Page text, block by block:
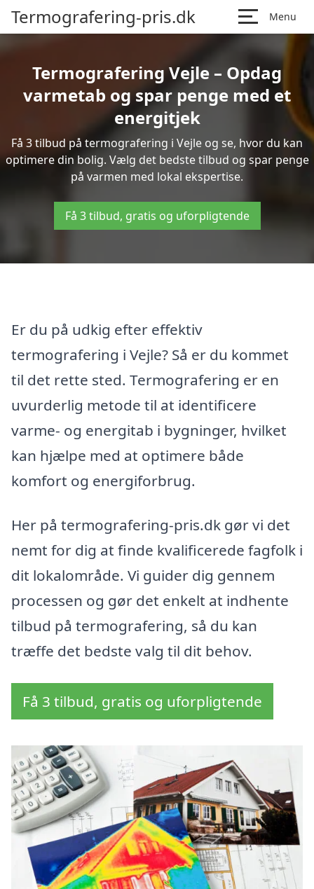
Termografering-pris.dk Menu
Termografering Vejle – Opdag
varmetab og spar penge med et
energitjek
Få 3 tilbud på termografering i Vejle og se, hvor du kan
optimere din bolig. Vælg det bedste tilbud og spar penge
på varmen med lokal ekspertise.
Få 3 tilbud, gratis og uforpligtende
Er du på udkig efter effektiv
termografering i Vejle? Så er du kommet
til det rette sted. Termografering er en
uvurderlig metode til at identificere
varme- og energitab i bygninger, hvilket
kan hjælpe med at optimere både
komfort og energiforbrug.
Her på termografering-pris.dk gør vi det
nemt for dig at finde kvalificerede fagfolk i
dit lokalområde. Vi guider dig gennem
processen og gør det enkelt at indhente
tilbud på termografering, så du kan
træffe det bedste valg til dit behov.
Få 3 tilbud, gratis og uforpligtende